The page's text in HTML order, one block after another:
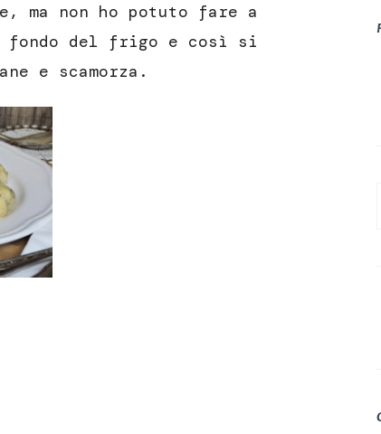
ma non ho potuto fare a
fondo del frigo e così si
e scamorza.